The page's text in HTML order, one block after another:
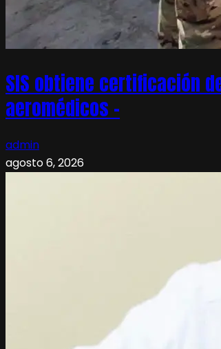
SIS obtiene certificación
aeromédicos –
admin
agosto 6, 2026